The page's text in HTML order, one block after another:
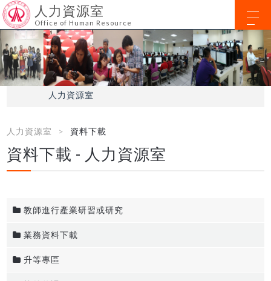
人力資源室
Office of Human Resource
人力資源室
人力資源室 資料下載
資料下載 - 人力資源室
教師進行產業研習或研究
業務資料下載
升等專區